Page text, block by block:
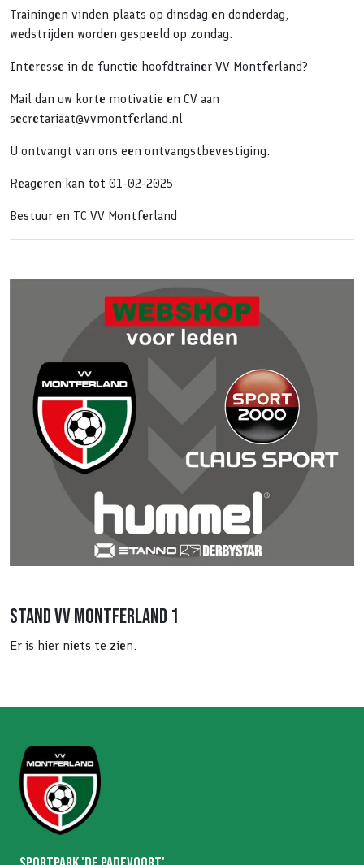
Trainingen vinden plaats op dinsdag en donderdag,
wedstrijden worden gespeeld op zondag.
Interesse in de functie hoofdtrainer VV Montferland?
Mail dan uw korte motivatie en CV aan
secretariaat@vvmontferland.nl
U ontvangt van ons een ontvangstbevestiging.
Reageren kan tot 01-02-2025
Bestuur en TC VV Montferland
Stand VV Montferland 1
Er is hier niets te zien.